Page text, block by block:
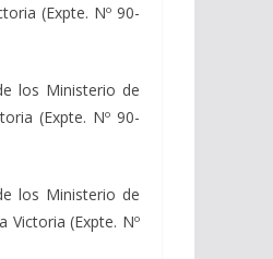
(Expte. Nº 90-
los Ministerio de
(Expte. Nº 90-
los Ministerio de
Victoria (Expte. Nº